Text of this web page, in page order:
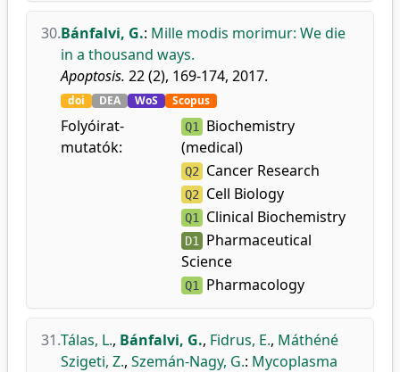
30.Bánfalvi, G.: Mille modis morimur: We die
in a thousand ways.
Apoptosis. 22 (2), 169-174, 2017.
doi DEA WoS Scopus
Folyóirat-
mutatók:
Q1 Biochemistry
(medical)
Q2 Cancer Research
Q2 Cell Biology
Q1 Clinical Biochemistry
D1 Pharmaceutical
Science
Q1 Pharmacology
31.Tálas, L., Bánfalvi, G., Fidrus, E., Máthéné
Szigeti, Z., Szemán-Nagy, G.: Mycoplasma